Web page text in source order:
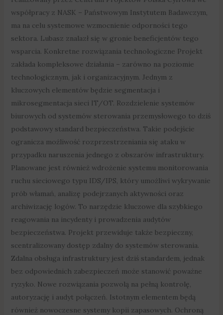
współpracy z NASK – Państwowym Instytutem Badawczym,
ma na celu systemowe wzmocnienie odporności tego
sektora. Lubasz znalazł się w gronie beneficjentów tego
wsparcia. Konkretne rozwiązania technologiczne Projekt
zakłada kompleksowe działania – zarówno na poziomie
technologicznym, jak i organizacyjnym. Jednym z
kluczowych elementów będzie segmentacja i
mikrosegmentacja sieci IT/OT. Rozdzielenie systemów
biurowych od systemów sterowania przemysłowego to dziś
podstawowy standard bezpieczeństwa. Takie podejście
ogranicza możliwość rozprzestrzeniania się ataku w
przypadku naruszenia jednego z obszarów infrastruktury.
Planowane jest również wdrożenie systemu monitorowania
ruchu sieciowego typu IDS/IPS, który umożliwi wykrywanie
prób włamań, analizę podejrzanych aktywności oraz
archiwizację logów. To narzędzie kluczowe dla szybkiego
reagowania na incydenty i prowadzenia audytów
bezpieczeństwa. Projekt przewiduje także bezpieczny,
scentralizowany dostęp zdalny do systemów sterowania.
Zdalna obsługa infrastruktury jest dziś standardem, jednak
bez odpowiednich zabezpieczeń może stanowić poważne
ryzyko. Nowe rozwiązania pozwolą na pełną kontrolę,
autoryzację i audyt połączeń. Istotnym elementem będą
również nowoczesne systemy kopii zapasowych. Ochroną